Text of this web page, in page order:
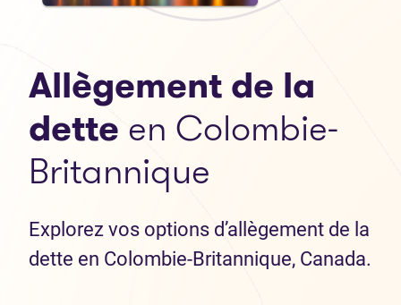
Allègement de la
dette en Colombie-
Britannique
Explorez vos options d’allègement de la
dette en Colombie-Britannique, Canada.